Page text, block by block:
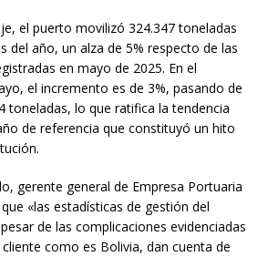
el puerto movilizó 324.347 toneladas
del año, un alza de 5% respecto de las
en mayo de 2025. En el
el incremento es de 3%, pasando de
toneladas, lo que ratifica la tendencia
de referencia que constituyó un hito
gerente general de Empresa Portuaria
«las estadísticas de gestión del
de las complicaciones evidenciadas
como es Bolivia, dan cuenta de